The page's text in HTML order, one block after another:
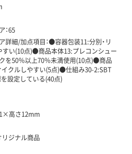
：65
詳細/加点項目：●容器包装11:分別・リ
すい(10点)●商品本体13:プレコンシュー
を50％以上70％未満使用(10点)●商品
クルしやすい(5点)●仕組み30-2:SBT
設定している(40点)
高さ12mm
リジナル商品